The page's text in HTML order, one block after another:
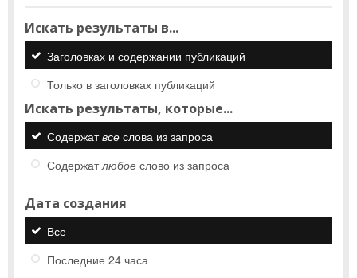
Искать результаты в...
Заголовках и содержании публикаций
Только в заголовках публикаций
Искать результаты, которые...
Содержатвсе слова из запроса
Содержатлюбое слово из запроса
Дата создания
Все
Последние 24 часа